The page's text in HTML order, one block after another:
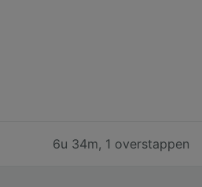
6u 34m, 1 overstappen